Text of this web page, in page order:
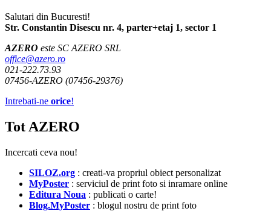
Salutari din Bucuresti!
Str. Constantin Disescu nr. 4, parter+etaj 1, sector 1
AZERO este SC AZERO SRL
office@azero.ro
021-222.73.93
07456-AZERO (07456-29376)
Intrebati-ne orice!
Tot AZERO
Incercati ceva nou!
SILOZ.org : creati-va propriul obiect personalizat
MyPoster : serviciul de print foto si inramare online
Editura Noua : publicati o carte!
Blog.MyPoster : blogul nostru de print foto